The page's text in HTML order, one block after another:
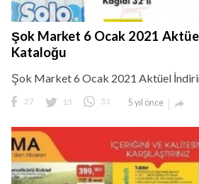
Şok Market 6 Ocak 2021
Kataloğu
Şok Market 6 Ocak 2021 Aktüel
27 13 33 5 yıl önce 